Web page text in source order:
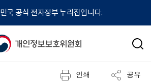
국 공식 전자정부 누리집입니다.
검
인쇄 공유